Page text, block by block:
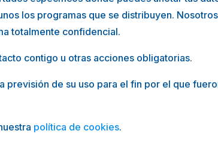
los programas que se distribuyen.
totalmente confidencial.
contigo u otras acciones obligatorias.
previsión de su uso para el fin por el que
política de cookies.